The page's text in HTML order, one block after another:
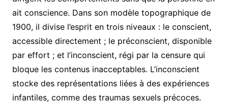
ait conscience. Dans son modèle topographique de
1900, il divise l’esprit en trois niveaux : le conscient,
accessible directement ; le préconscient, disponible
par effort ; et l’inconscient, régi par la censure qui
bloque les contenus inacceptables. L’inconscient
stocke des représentations liées à des expériences
infantiles, comme des traumas sexuels précoces.